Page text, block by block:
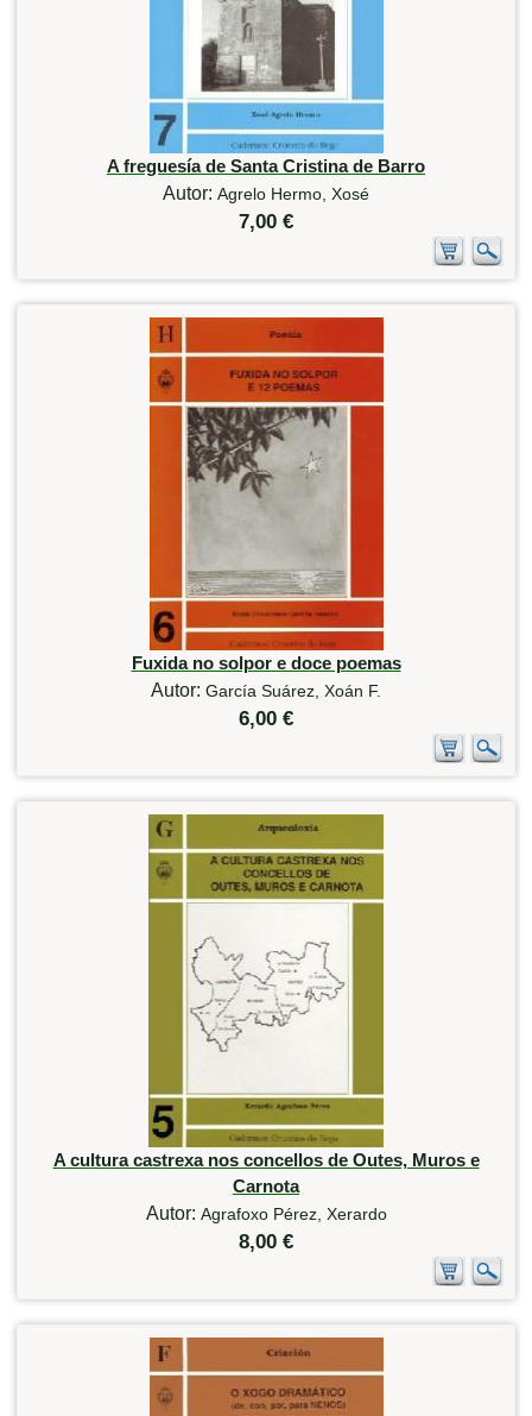
A freguesía de Santa Cristina de Barro
Autor: Agrelo Hermo, Xosé
7,00 €
Fuxida no solpor e doce poemas
Autor: García Suárez, Xoán F.
6,00 €
A cultura castrexa nos concellos de Outes, Muros e
Carnota
Autor: Agrafoxo Pérez, Xerardo
8,00 €